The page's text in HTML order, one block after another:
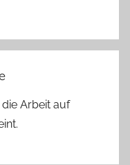
die Arbeit auf